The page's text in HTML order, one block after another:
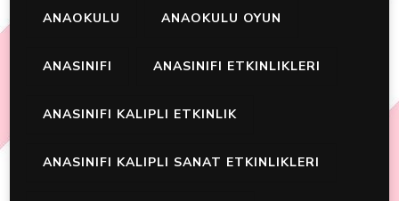
ANAOKULU ANAOKULU OYUN
ANASINIFI ANASINIFI ETKINLIKLERI
ANASINIFI KALIPLI ETKINLIK
ANASINIFI KALIPLI SANAT ETKINLIKLERI